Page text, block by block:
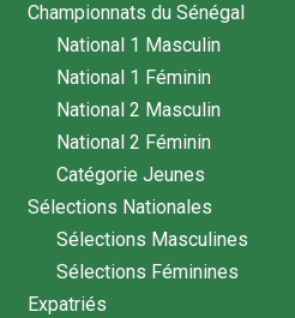
Championnats du Sénégal
National 1 Masculin
National 1 Féminin
National 2 Masculin
National 2 Féminin
Catégorie Jeunes
Sélections Nationales
Sélections Masculines
Sélections Féminines
Expatriés